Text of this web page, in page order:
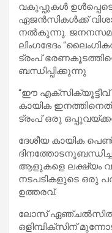
വകുപ്പുകൾ
ഏജൻസികൾക്ക്
നൽകുന്നു.
ലിംഗഭേദം
ട്രംപ്
ബന്ധിപ്പിക്കുന്നു
“ഈ എക്സിക്യൂട്ടീവ്
കായിക
ട്രംപ് ഒരു
ദേശീയ കായിക
ആളുകളെ ലക്ഷ്യം
നടപടികളുടെ ഒരു
ഉത്തരവ്.
ലോസ് ഏഞ്ചൽസിൽ
ഒളിമ്പിക്‌സിന്